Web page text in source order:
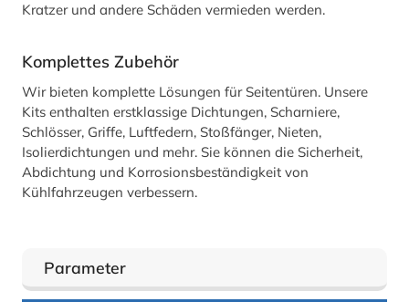
Kratzer und andere Schäden vermieden werden.
Komplettes Zubehör
Wir bieten komplette Lösungen für Seitentüren. Unsere
Kits enthalten erstklassige Dichtungen, Scharniere,
Schlösser, Griffe, Luftfedern, Stoßfänger, Nieten,
Isolierdichtungen und mehr. Sie können die Sicherheit,
Abdichtung und Korrosionsbeständigkeit von
Kühlfahrzeugen verbessern.
Parameter